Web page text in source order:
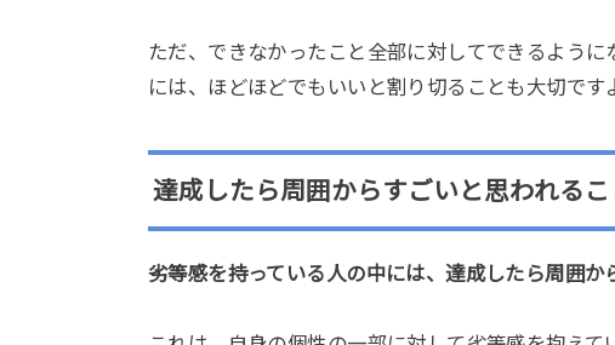
ただ、できなかったこと全部に対してできるよう
には、ほどほどでもいいと割り切ることも大切です
達成したら周囲からすごいと思われる
劣等感を持っている人の中には、達成したら周囲か